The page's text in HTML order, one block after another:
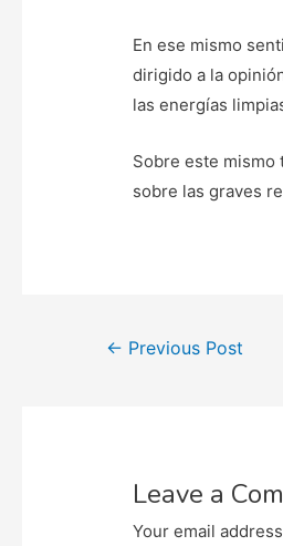
En ese mismo
dirigido a la
las energías
Sobre este mismo
sobre las graves
Post← Previous Post
Leave a
Your email